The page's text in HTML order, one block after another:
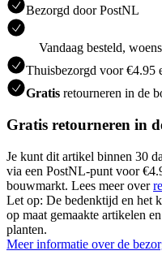
Bezorgd door PostNL
Vandaag besteld,
Thuisbezorgd voor €4.95
Gratis retourneren in de
Gratis retourneren in
Je kunt dit artikel binnen 30
via een PostNL-punt voor
bouwmarkt. Lees meer over
Let op: De bedenktijd en het
op maat gemaakte artikelen
planten.
Meer informatie over de